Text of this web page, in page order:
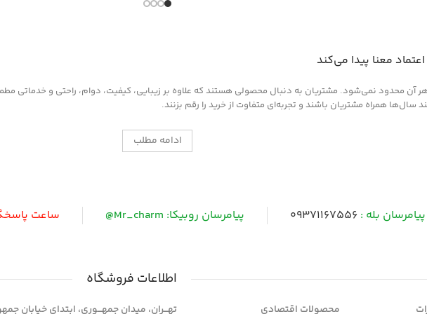
را روی سطح
معنا پیدا می‌کند
آن محدود نمی‌شود. مشتریان به دنبال محصولی هستند که علاوه بر زیبایی، کیفیت، دوام، راحتی و خدماتی
سال‌ها همراه مشتریان باشند و تجربه‌ای متفاوت از خرید را رقم بزنند.
ادامه مطلب
پیامرسان بله : 09371167556 پیامرسان روبیکا: Mr_charm@ ساعت
محصولات اقتصادی
اطلاعات فروشگاه
تهـــران، میدان جمهـــوری، ابتدای خیابان